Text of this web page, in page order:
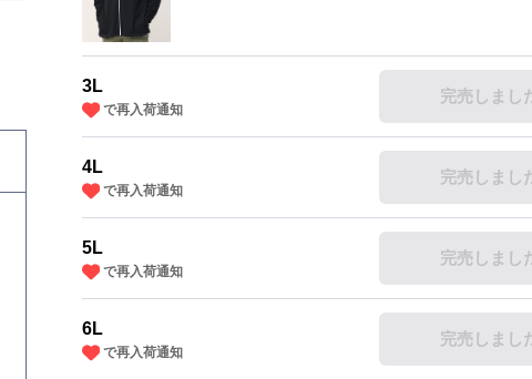
3L
で再入荷通知
完売しまし
4L
で再入荷通知
完売しまし
5L
で再入荷通知
完売しまし
6L
で再入荷通知
完売しまし